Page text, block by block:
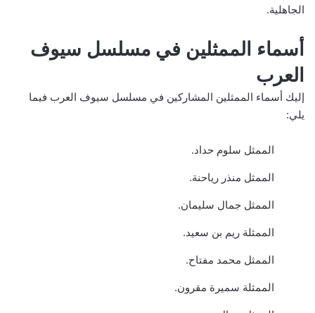
الجاهلية.
أسماء الممثلين في مسلسل سيوف
العرب
إليك أسماء الممثلين المشاركين في مسلسل سيوف العرب فيما
يلي:
الممثل سلوم حداد.
الممثل منذر رياحنة.
الممثل جمال سليمان.
الممثلة ريم بن سعيد.
الممثل محمد مفتاح.
الممثلة سميرة مقرون.